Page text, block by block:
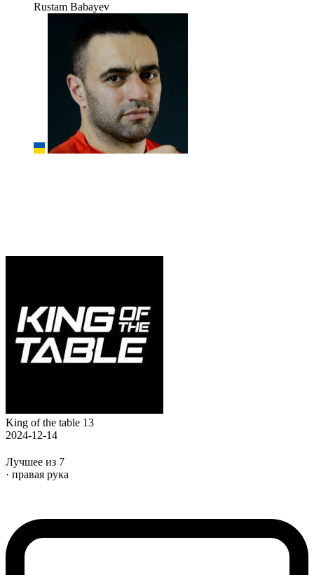
Rustam Babayev
King of the table 13
2024-12-14
Лучшее из 7
· правая рука